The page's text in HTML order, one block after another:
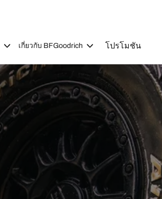
เกี่ยวกับ BFGoodrich โปรโมชัน